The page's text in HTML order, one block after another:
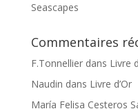
Seascapes
Commentaires
F.Tonnellierdans Livre
Naudin dans Livre d’Or
María Felisa Cesteros